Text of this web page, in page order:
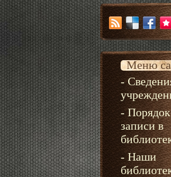
Меню
-
- Порядок
записи в
- Наши